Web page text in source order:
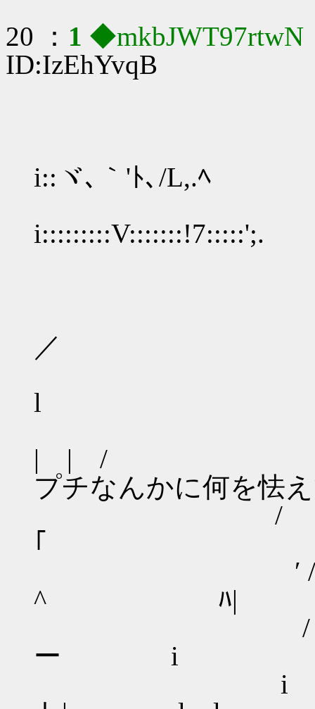
20 ： 1 ◆mkbJWT97rtwN
ID:IzEhYvqB
i::ヾ､｀'ﾄ､/L,.ﾍ
i:::::::::V:::::::!7:::::';.
／ ｀
l .
| | / i
プチなんかに何を怯
/ /| |.l |
｢ l
′ /│ ﾄl ﾊ
^ ﾊ|
/ l | |八斗
ー i
i /| l | | l